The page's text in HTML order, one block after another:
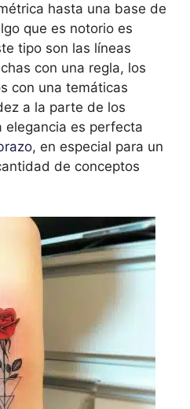
hasta una base de
que es notorio es
tipo son las líneas
con una regla, los
con una temáticas
a la parte de los
elegancia es perfecta
, en especial para un
de conceptos